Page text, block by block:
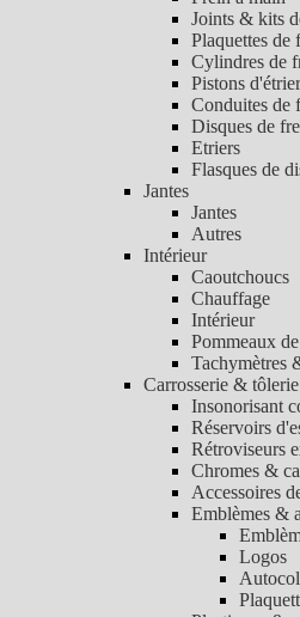
Joints & kits
Plaquettes de
Cylindres de
Pistons d'étrier
Conduites de
Disques de
Etriers
Flasques de
Jantes
Jantes
Autres
Intérieur
Caoutchoucs
Chauffage
Intérieur
Pommeaux
Tachymètres
Carrosserie & tôlerie
Insonorisant
Réservoirs
Rétroviseurs
Chromes &
Accessoires
Emblèmes &
Logos